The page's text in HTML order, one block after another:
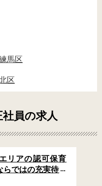
馬区
区
員の求人
リアの認可保育
らではの充実待遇